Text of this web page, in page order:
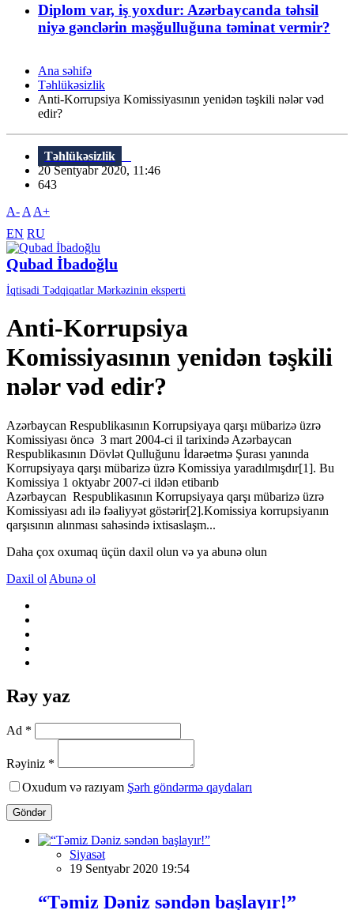
Diplom var, iş yoxdur: Azərbaycanda təhsil
niyə gənclərin məşğulluğuna təminat vermir?
Ana səhifə
Təhlükəsizlik
Anti-Korrupsiya Komissiyasının yenidən təşkili nələr vəd
edir?
Təhlükəsizlik
20 Sentyabr 2020, 11:46
643
A- A A+
EN RU
Qubad İbadoğlu
İqtisadi Tədqiqatlar Mərkəzinin eksperti
Anti-Korrupsiya
Komissiyasının yenidən təşkili
nələr vəd edir?
Azərbaycan Respublikasının Korrupsiyaya qarşı mübarizə üzrə
Komissiyası öncə 3 mart 2004-ci il tarixində Azərbaycan
Respublikasının Dövlət Qulluğunu İdarəetmə Şurası yanında
Korrupsiyaya qarşı mübarizə üzrə Komissiya yaradılmışdır[1]. Bu
Komissiya 1 oktyabr 2007-ci ildən etibarıb
Azərbaycan Respublikasının Korrupsiyaya qarşı mübarizə üzrə
Komissiyası adı ilə fəaliyyət göstərir[2].Komissiya korrupsiyanın
qarşısının alınması sahəsində ixtisaslaşm...
Daha çox oxumaq üçün daxil olun və ya abunə olun
Daxil ol Abunə ol
Rəy yaz
Ad *
Rəyiniz *
Oxudum və razıyam Şərh göndərmə qaydaları
Göndər
Siyasət
19 Sentyabr 2020 19:54
“Təmiz Dəniz səndən başlayır!”